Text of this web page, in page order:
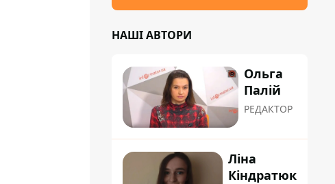
НАШІ АВТОРИ
Ольга
Палій
РЕДАКТОР
Ліна
Кіндратюк